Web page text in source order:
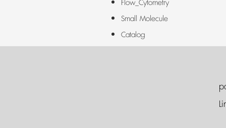
Flow_Cytometry
Small Molecule
Catalog